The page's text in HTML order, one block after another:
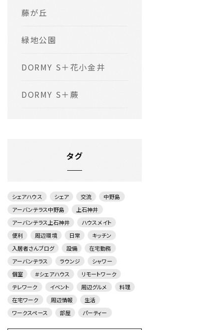
藤が丘
緑地公園
DORMY S＋花小金井
DORMY S＋蕨
タグ
シェアハウス シェア 交流
中野島
アーバンテラス中野島
上石神井
アーバンテラス上石神井
ハウスメイト
便利
周辺環境 日常
キッチン
入居者さんブログ
設備
在宅勤務
アーバンテラス
ラウンジ
シャワー
個室
＃シェアハウス
リモートワーク
テレワーク
イベント 周辺グルメ
料理
在宅ワーク
周辺情報
生活
ワークスペース
部屋 パーティー